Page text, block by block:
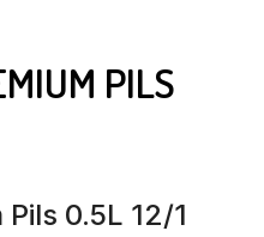
PILS
0.5L 12/1